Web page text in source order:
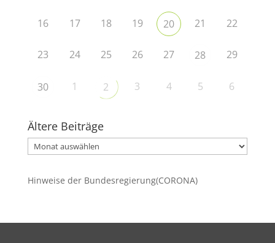
16 17 18 19 20 21 22
23 24 25 26 27 28 29
30 1 2 3 4 5 6
Ältere Beiträge
Ältere
Beiträge
Hinweise der Bundesregierung(CORONA)